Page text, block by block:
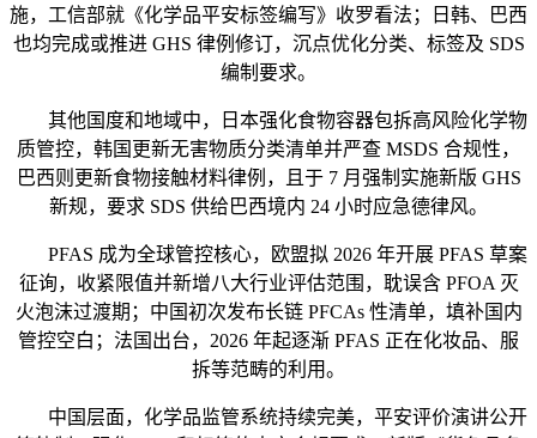
施，工信部就《化学品平安标签编写》收罗看法；日韩、巴西
也均完成或推进 GHS 律例修订，沉点优化分类、标签及 SDS
编制要求。
其他国度和地域中，日本强化食物容器包拆高风险化学物
质管控，韩国更新无害物质分类清单并严查 MSDS 合规性，
巴西则更新食物接触材料律例，且于 7 月强制实施新版 GHS
新规，要求 SDS 供给巴西境内 24 小时应急德律风。
PFAS 成为全球管控核心，欧盟拟 2026 年开展 PFAS 草案
征询，收紧限值并新增八大行业评估范围，耽误含 PFOA 灭
火泡沫过渡期；中国初次发布长链 PFCAs 性清单，填补国内
管控空白；法国出台，2026 年起逐渐 PFAS 正在化妆品、服
拆等范畴的利用。
中国层面，化学品监管系统持续完美，平安评价演讲公开